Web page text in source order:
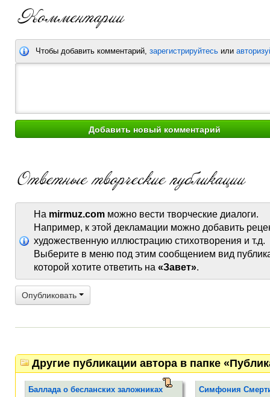
Чтобы добавить комментарий, зарегистрируйтесь или
На mirmuz.com можно вести творческие диалоги.
Например, к этой декламации можно добавить
художественную иллюстрацию стихотворения и т.д.
Выберите в меню под этим сообщением вид
которой хотите ответить на «Завет».
Опубликовать
Другие публикации автора в папке
Баллада о бесланских заложниках Симфония